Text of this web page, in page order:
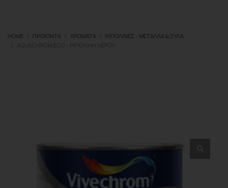
HOME ΠΡΟΪΌΝΤΑ ΧΡΏΜΑΤΑ
ΡΙΠΟΛΊΝΕΣ - ΜΈΤΑΛΛΑ & ΞΎΛΑ
AQUACHROM ECO – ΡΙΠΟΛΊΝΗ ΝΕΡΟΎ